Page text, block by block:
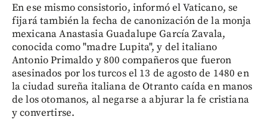
En ese mismo consistorio, informó el Vaticano, se
fijará también la fecha de canonización de la monja
mexicana Anastasia Guadalupe García Zavala,
conocida como "madre Lupita", y del italiano
Antonio Primaldo y 800 compañeros que fueron
asesinados por los turcos el 13 de agosto de 1480 en
la ciudad sureña italiana de Otranto caída en manos
de los otomanos, al negarse a abjurar la fe cristiana
y convertirse.